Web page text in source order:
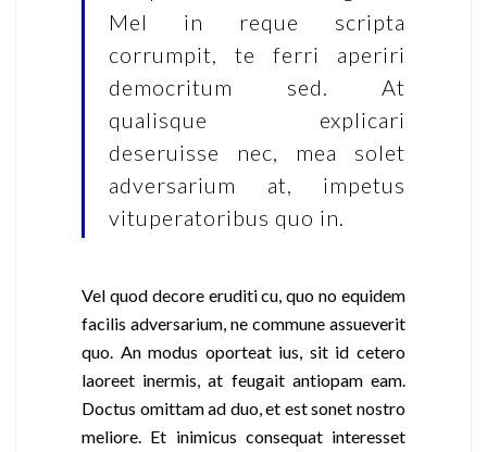
Mel in reque scripta
corrumpit, te ferri aperiri
democritum sed. At
qualisque explicari
deseruisse nec, mea solet
adversarium at, impetus
vituperatoribus quo in.
Vel quod decore eruditi cu, quo no equidem
facilis adversarium, ne commune assueverit
quo. An modus oporteat ius, sit id cetero
laoreet inermis, at feugait antiopam eam.
Doctus omittam ad duo, et est sonet nostro
meliore. Et inimicus consequat interesset